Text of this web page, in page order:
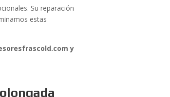
Su reparación
estas
y